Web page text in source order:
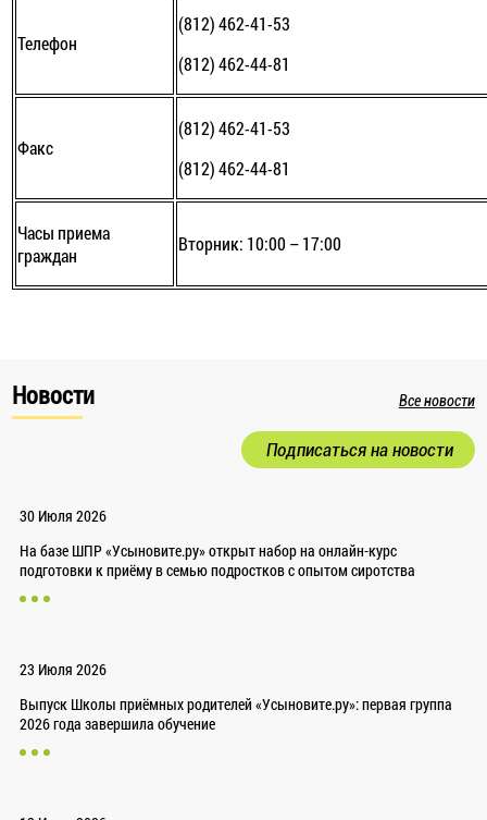
Телефон
(812) 462-41-53
(812) 462-44-81
Факс
(812) 462-41-53
(812) 462-44-81
Часы приема
граждан
Вторник: 10:00 – 17:00
Новости Все новости
Подписаться на новости
30 Июля 2026
На базе ШПР «Усыновите.ру» открыт набор на онлайн-курс
подготовки к приёму в семью подростков с опытом сиротства
23 Июля 2026
Выпуск Школы приёмных родителей «Усыновите.ру»: первая группа
2026 года завершила обучение